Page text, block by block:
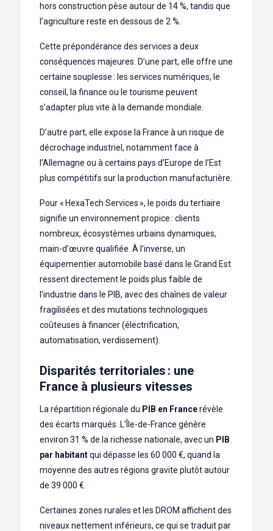
hors construction pèse autour de 14 %, tandis que
l’agriculture reste en dessous de 2 %.
Cette prépondérance des services a deux
conséquences majeures. D’une part, elle offre une
certaine souplesse : les services numériques, le
conseil, la finance ou le tourisme peuvent
s’adapter plus vite à la demande mondiale.
D’autre part, elle expose la France à un risque de
décrochage industriel, notamment face à
l’Allemagne ou à certains pays d’Europe de l’Est
plus compétitifs sur la production manufacturière.
Pour « HexaTech Services », le poids du tertiaire
signifie un environnement propice : clients
nombreux, écosystèmes urbains dynamiques,
main-d’œuvre qualifiée. À l’inverse, un
équipementier automobile basé dans le Grand Est
ressent directement le poids plus faible de
l’industrie dans le PIB, avec des chaînes de valeur
fragilisées et des mutations technologiques
coûteuses à financer (électrification,
automatisation, verdissement).
Disparités territoriales : une
France à plusieurs vitesses
La répartition régionale du PIB en Francerévèle
des écarts marqués. L’Île-de-France génère
environ 31 % de la richesse nationale, avec un PIB
par habitantqui dépasse les 60 000 €, quand la
moyenne des autres régions gravite plutôt autour
de 39 000 €.
Certaines zones rurales et les DROM affichent des
niveaux nettement inférieurs, ce qui se traduit par